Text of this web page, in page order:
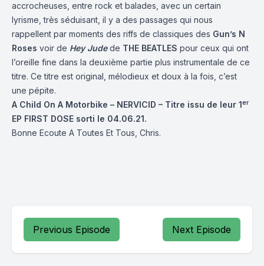
accrocheuses, entre rock et balades, avec un certain
lyrisme, très séduisant, il y a des passages qui nous
rappellent par moments des riffs de classiques des Gun’s N
Roses voir de Hey Judede THE BEATLES pour ceux qui ont
l’oreille fine dans la deuxième partie plus instrumentale de ce
titre. Ce titre est original, mélodieux et doux à la fois, c’est
une pépite.
A Child On A Motorbike – NERVICID – Titre issu de leur 1er
EP FIRST DOSE sorti le 04.06.21.
Bonne Ecoute A Toutes Et Tous, Chris.
Previous Episode Next Episode